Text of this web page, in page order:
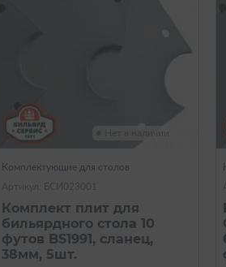
Комплектующие для столов
Комплект плит для
бильярдного стола 10
футов BS1991, сланец,
38мм, 5шт.